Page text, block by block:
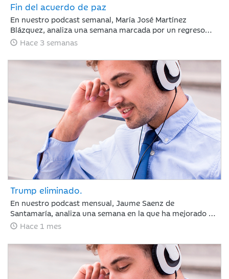
Fin del acuerdo de paz
En nuestro podcast semanal, María José Martínez
Blázquez, analiza una semana marcada por un regreso
inesperado de la tensión geopolítica frente a la que los
sectores defensivos en las bolsas y ligeros repuntes en
deuda pública. Las actas de la Reserva Federal reforzaron
la atención sobre la inflación, elevando ligeramente las
expectativas de tipos de interés.
Hace 3 semanas
Trump eliminado.
En nuestro podcast mensual, Jaume Saenz de
Santamaría, analiza una semana en la que ha mejorado el
sentimiento de mercado por la moderación de la inflación
Fed mantendrán los tipos estables en julio. Europa subió
por la banca y Meta sacudió las tecnológicas con dudas
sobre la IA, mientras el mercado mira ya a los resultados
Hace 1 mes